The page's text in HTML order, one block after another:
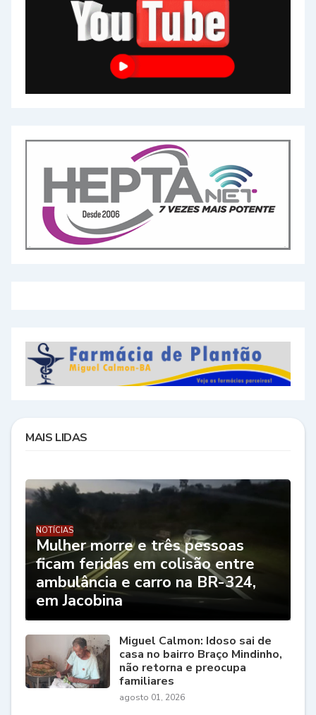
MAIS LIDAS
NOTÍCIAS
Mulher morre e três pessoas
ficam feridas em colisão entre
ambulância e carro na BR-324,
em Jacobina
Miguel Calmon: Idoso sai de
casa no bairro Braço Mindinho,
não retorna e preocupa
familiares
agosto 01, 2026